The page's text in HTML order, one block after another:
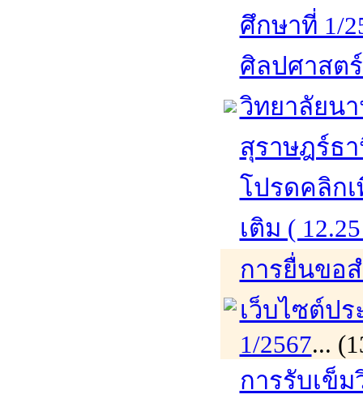
ศึกษาที่ 1/
ศิลปศาสต
วิทยาลัยน
สุราษฎร์ธ
โปรดคลิก
เติม (
การยื่นขอ
เว็บไซต์ป
1/2567...
การรับเข็